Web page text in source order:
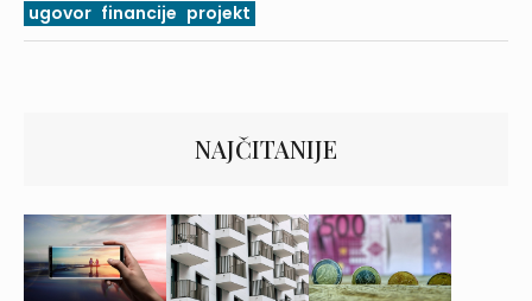
ugovor financije projekt
NAJČITANIJE